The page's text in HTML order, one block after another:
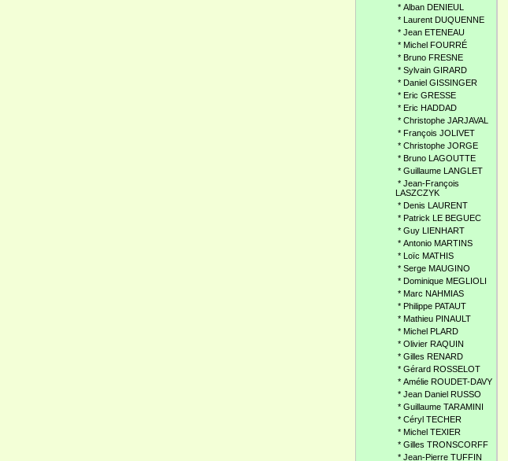
* Alban DENIEUL
* Laurent DUQUENNE
* Jean ETENEAU
* Michel FOURRÉ
* Bruno FRESNE
* Sylvain GIRARD
* Daniel GISSINGER
* Eric GRESSE
* Eric HADDAD
* Christophe JARJAVAL
* François JOLIVET
* Christophe JORGE
* Bruno LAGOUTTE
* Guillaume LANGLET
* Jean-François
LASZCZYK
* Denis LAURENT
* Patrick LE BEGUEC
* Guy LIENHART
* Antonio MARTINS
* Loïc MATHIS
* Serge MAUGINO
* Dominique MEGLIOLI
* Marc NAHMIAS
* Philippe PATAUT
* Mathieu PINAULT
* Michel PLARD
* Olivier RAQUIN
* Gilles RENARD
* Gérard ROSSELOT
* Amélie ROUDET-DAVY
* Jean Daniel RUSSO
* Guillaume TARAMINI
* Céryl TECHER
* Michel TEXIER
* Gilles TRONSCORFF
* Jean-Pierre TUFFIN